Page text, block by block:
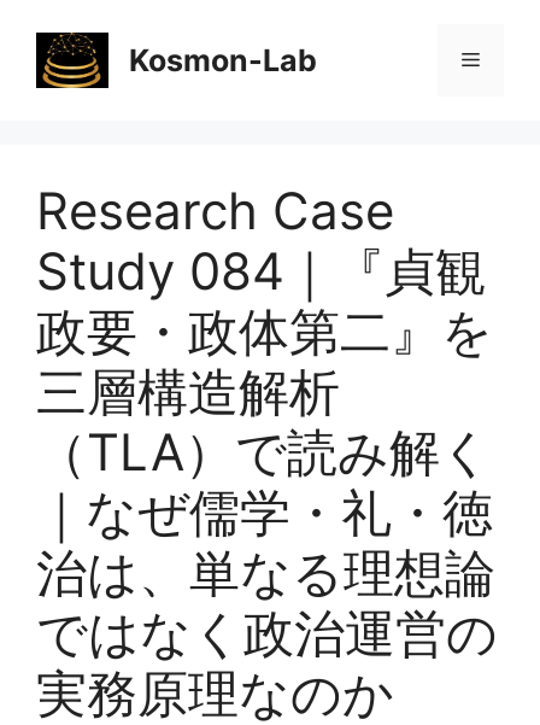
Kosmon-Lab メ
Research Case
Study 084｜『貞観
政要・政体第二』を
三層構造解析
（TLA）で読み解く
｜なぜ儒学・礼・徳
治は、単なる理想論
ではなく政治運営の
実務原理なのか